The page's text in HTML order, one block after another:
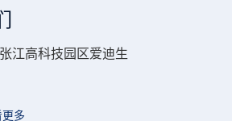
江高科技园区爱迪生
多